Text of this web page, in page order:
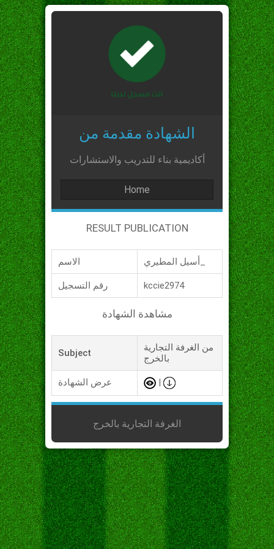
الشهادة مقدمة من
أكاديمية بناء للتدريب والاستشارات
Home
RESULT PUBLICATION
الاسم
رقم التسجيل kccie2974
مشاهدة الشهادة
Subject
من الغرفة التجارية
بالخرج
عرض الشهادة
الغرفة التجارية بالخرج